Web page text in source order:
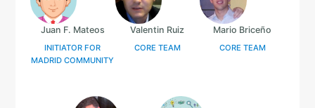
Juan F. Mateos
INITIATOR FOR
MADRID COMMUNITY
Valentin Ruiz
CORE TEAM
Mario Briceño
CORE TEAM